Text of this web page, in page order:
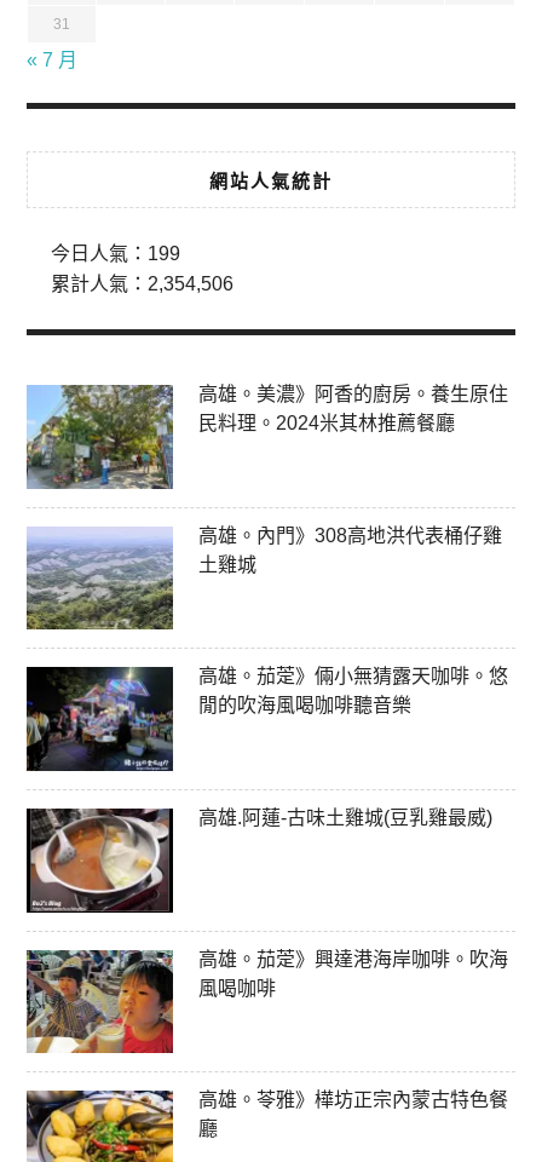
31
« 7 月
網站人氣統計
今日人氣： 199
累計人氣： 2,354,506
高雄。美濃》阿香的廚房。養生原住
民料理。2024米其林推薦餐廳
高雄。內門》308高地洪代表桶仔雞
土雞城
高雄。茄萣》倆小無猜露天咖啡。悠
閒的吹海風喝咖啡聽音樂
高雄.阿蓮-古味土雞城(豆乳雞最威)
高雄。茄萣》興達港海岸咖啡。吹海
風喝咖啡
高雄。苓雅》樺坊正宗內蒙古特色餐
廳